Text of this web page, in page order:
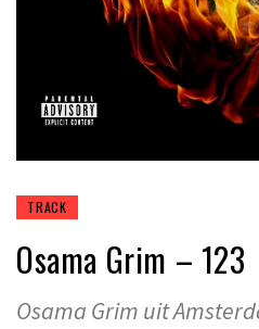
TRACK
Osama Grim – 123
Osama Grim uit